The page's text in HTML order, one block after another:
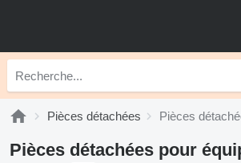
Pièces détachées Pièces
Pièces détachées pour